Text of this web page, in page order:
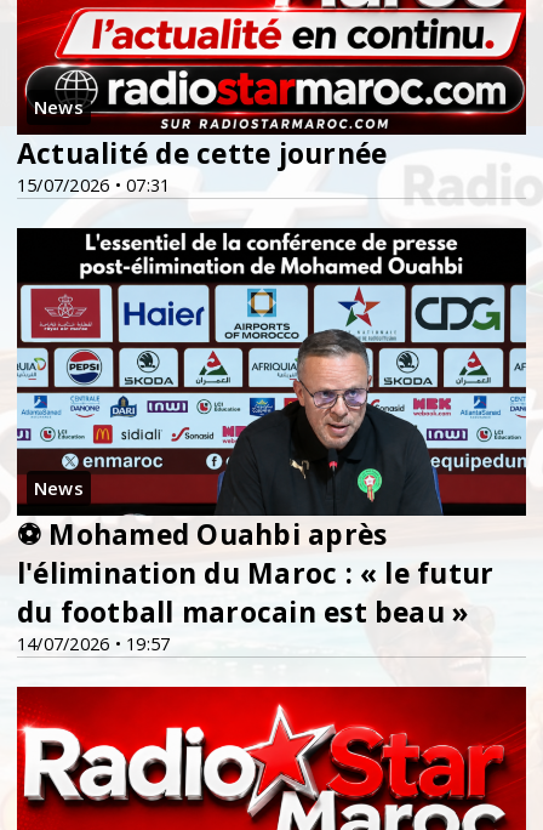
News
15/07/2026 • 07:31
Actualité de cette journée
News
14/07/2026 • 19:57
⚽ Mohamed Ouahbi après
l'élimination du Maroc : « le futur
du football marocain est beau »